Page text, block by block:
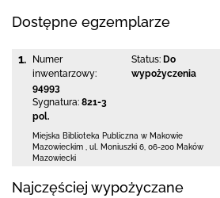
Dostępne egzemplarze
1.
Numer
inwentarzowy:
94993
Sygnatura: 821-3
pol.
Status: Do
wypożyczenia
Miejska Biblioteka Publiczna w Makowie
Mazowieckim
ul. Moniuszki 6 06-200 Maków
Mazowiecki
Najczęściej wypożyczane